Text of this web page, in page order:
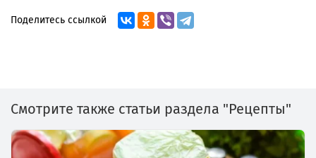
Поделитесь ссылкой
Смотрите также статьи раздела "Рецепты"